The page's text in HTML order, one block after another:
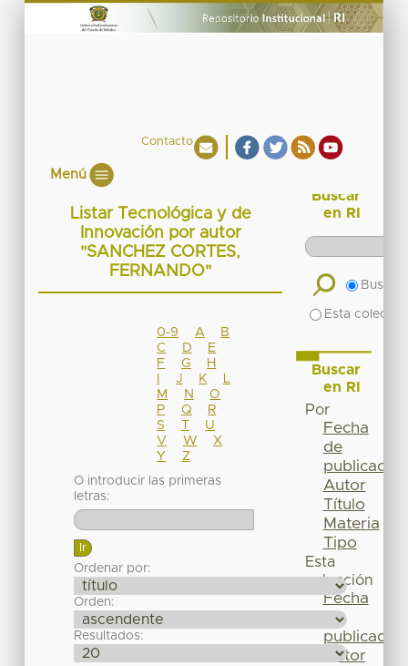
Contacto
Menú
Listar Tecnológica y de
Innovación por autor
"SANCHEZ CORTES,
FERNANDO"
0-9 A
B
C
D
E
F
G
H
J K
M
N
O
P
Q
R
S
T
U
V
W
X
Y
Z
O introducir las primeras
letras:
Ordenar por:
Orden:
Resultados:
Buscar
en RI
Buscar
Esta
Buscar
en RI
Por
Fecha
de
publicación
Autor
Título
Materia
Tipo
Esta
colección
Fecha
de
publicación
Autor